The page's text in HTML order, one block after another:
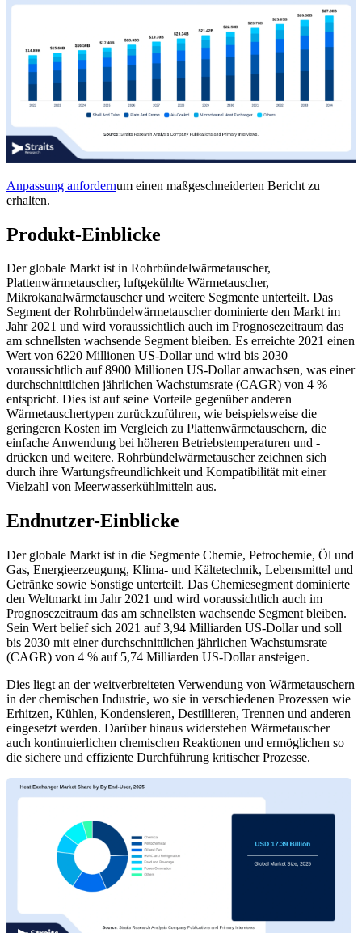
Anpassung anfordernum einen maßgeschneiderten Bericht zu
erhalten.
Produkt-Einblicke
Der globale Markt ist in Rohrbündelwärmetauscher,
Plattenwärmetauscher, luftgekühlte Wärmetauscher,
Mikrokanalwärmetauscher und weitere Segmente unterteilt. Das
Segment der Rohrbündelwärmetauscher dominierte den Markt im
Jahr 2021 und wird voraussichtlich auch im Prognosezeitraum das
am schnellsten wachsende Segment bleiben. Es erreichte 2021 einen
Wert von 6220 Millionen US-Dollar und wird bis 2030
voraussichtlich auf 8900 Millionen US-Dollar anwachsen, was einer
durchschnittlichen jährlichen Wachstumsrate (CAGR) von 4 %
entspricht. Dies ist auf seine Vorteile gegenüber anderen
Wärmetauschertypen zurückzuführen, wie beispielsweise die
geringeren Kosten im Vergleich zu Plattenwärmetauschern, die
einfache Anwendung bei höheren Betriebstemperaturen und -
drücken und weitere. Rohrbündelwärmetauscher zeichnen sich
durch ihre Wartungsfreundlichkeit und Kompatibilität mit einer
Vielzahl von Meerwasserkühlmitteln aus.
Endnutzer-Einblicke
Der globale Markt ist in die Segmente Chemie, Petrochemie, Öl und
Gas, Energieerzeugung, Klima- und Kältetechnik, Lebensmittel und
Getränke sowie Sonstige unterteilt. Das Chemiesegment dominierte
den Weltmarkt im Jahr 2021 und wird voraussichtlich auch im
Prognosezeitraum das am schnellsten wachsende Segment bleiben.
Sein Wert belief sich 2021 auf 3,94 Milliarden US-Dollar und soll
bis 2030 mit einer durchschnittlichen jährlichen Wachstumsrate
(CAGR) von 4 % auf 5,74 Milliarden US-Dollar ansteigen.
Dies liegt an der weitverbreiteten Verwendung von Wärmetauschern
in der chemischen Industrie, wo sie in verschiedenen Prozessen wie
Erhitzen, Kühlen, Kondensieren, Destillieren, Trennen und anderen
eingesetzt werden. Darüber hinaus widerstehen Wärmetauscher
auch kontinuierlichen chemischen Reaktionen und ermöglichen so
die sichere und effiziente Durchführung kritischer Prozesse.